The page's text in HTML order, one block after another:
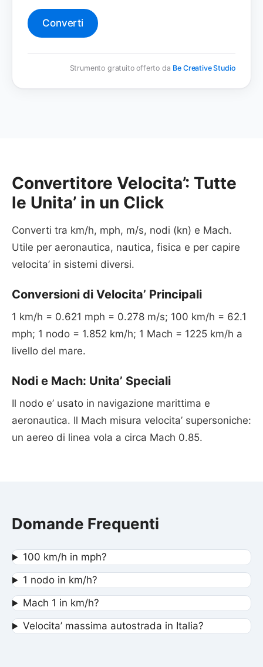
Converti
Strumento gratuito offerto da Be Creative Studio
Convertitore Velocita’: Tutte
le Unita’ in un Click
Converti tra km/h, mph, m/s, nodi (kn) e Mach.
Utile per aeronautica, nautica, fisica e per capire
velocita’ in sistemi diversi.
Conversioni di Velocita’ Principali
1 km/h = 0.621 mph = 0.278 m/s; 100 km/h = 62.1
mph; 1 nodo = 1.852 km/h; 1 Mach = 1225 km/h a
livello del mare.
Nodi e Mach: Unita’ Speciali
Il nodo e’ usato in navigazione marittima e
aeronautica. Il Mach misura velocita’ supersoniche:
un aereo di linea vola a circa Mach 0.85.
Domande Frequenti
100 km/h in mph?
1 nodo in km/h?
Mach 1 in km/h?
Velocita’ massima autostrada in Italia?